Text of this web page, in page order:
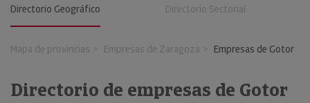
Directorio Geográfico Directorio Sectorial
Mapa de provincias Empresas de Zaragoza Empresas de Gotor
Directorio de empresas de Gotor